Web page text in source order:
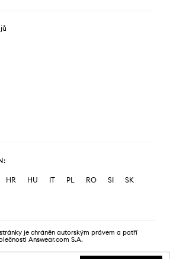
HR HU IT PL RO SI
SK
je chráněn autorským právem a patří
Answear.com S.A.